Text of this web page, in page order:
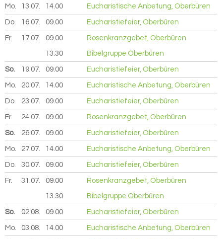
Mo. 13.07. 2026
14.00 Eucharistische Anbetung, Oberbüren
Do. 16.07. 2026
09.00 Eucharistiefeier, Oberbüren
Fr. 17.07. 2026
09.00 Rosenkranzgebet, Oberbüren
13.30 Bibelgruppe Oberbüren
So. 19.07. 2026
09.00 Eucharistiefeier, Oberbüren
Mo. 20.07. 2026
14.00 Eucharistische Anbetung, Oberbüren
Do. 23.07. 2026
09.00 Eucharistiefeier, Oberbüren
Fr. 24.07. 2026
09.00 Rosenkranzgebet, Oberbüren
So. 26.07. 2026
09.00 Eucharistiefeier, Oberbüren
Mo. 27.07. 2026
14.00 Eucharistische Anbetung, Oberbüren
Do. 30.07. 2026
09.00 Eucharistiefeier, Oberbüren
Fr. 31.07. 2026
09.00 Rosenkranzgebet, Oberbüren
13.30 Bibelgruppe Oberbüren
So. 02.08. 2026
09.00 Eucharistiefeier, Oberbüren
Mo. 03.08. 2026
14.00 Eucharistische Anbetung, Oberbüren